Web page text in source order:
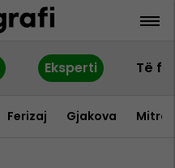
Eksperti Të
Ferizaj Gjakova